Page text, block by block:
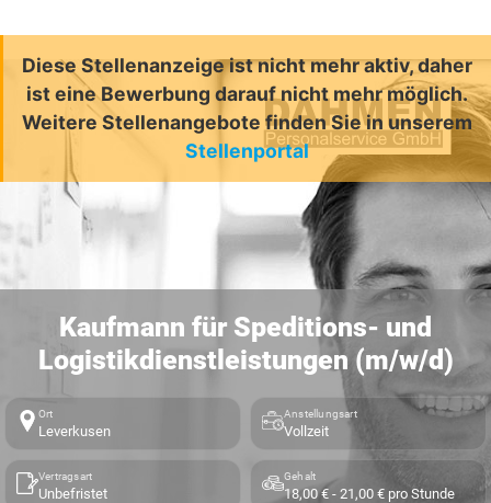
Diese Stellenanzeige ist nicht mehr aktiv, daher
ist eine Bewerbung darauf nicht mehr möglich.
Weitere Stellenangebote finden Sie in unserem
Stellenportal
Kaufmann für Speditions- und
Logistikdienstleistungen (m/w/d)
Ort
Leverkusen
Anstellungsart
Vollzeit
Vertragsart
Unbefristet
Gehalt
18,00 € - 21,00 € pro Stunde